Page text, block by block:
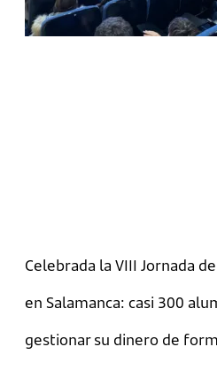
Celebrada la VIII Jornada
en Salamanca: casi 300
gestionar su dinero de